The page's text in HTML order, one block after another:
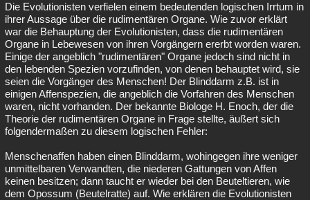
Die Evolutionisten verfielen einem bedeutenden logischen Irrtum in
ihrer Aussage über die rudimentären Organe. Wie zuvor erklärt
war die Behauptung der Evolutionisten, dass die rudimentären
Organe in Lebewesen von ihren Vorgängern ererbt worden waren.
Einige der angeblich "rudimentären" Organe jedoch sind nicht in
den lebenden Spezien vorzufinden, von denen behauptet wird, sie
seien die Vorgänger des Menschen! Der Blinddarm z.B. ist in
einigen Affenspezien, die angeblich die Vorfahren des Menschen
waren, nicht vorhanden. Der bekannte Biologe H. Enoch, der die
Theorie der rudimentären Organe in Frage stellte, äußert sich
folgendermaßen zu diesem logischen Fehler:
Menschenaffen haben einen Blinddarm, wohingegen ihre weniger
unmittelbaren Verwandten, die niederen Gattungen von Affen
keinen besitzen; dann taucht er wieder bei den Beuteltieren, wie
dem Opossum (Beutelratte) auf. Wie erklären die Evolutionisten